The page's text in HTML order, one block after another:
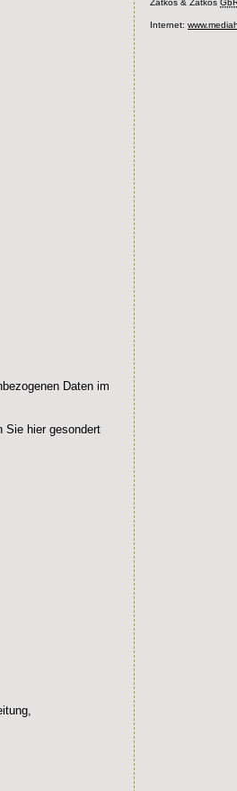
Zatkos & Zatkos
Internet:
Daten im
Sie hier gesondert